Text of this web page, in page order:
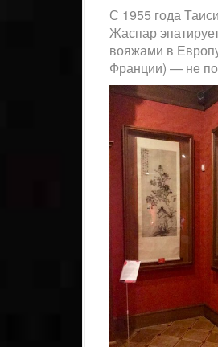
С 1955 года
Жаспар
вояжами в
Франции) — не